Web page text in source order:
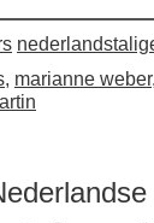
, marianne weber,